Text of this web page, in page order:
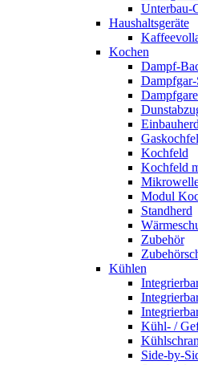
Unterbau-
Haushaltsgeräte
Kochen
Dampf-
Kochfeld
Kochfeld
Modul
Standherd
Zubehör
Kühlen
Kühl- /
Side-by-